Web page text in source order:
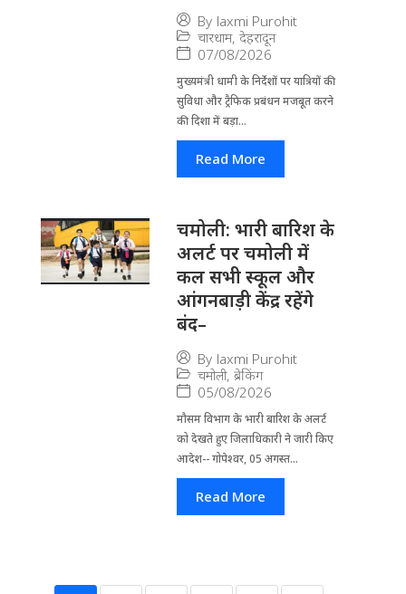
By laxmi Purohit
चारधाम, देहरादून
07/08/2026
मुख्यमंत्री धामी के निर्देशों पर यात्रियों की
सुविधा और ट्रैफिक प्रबंधन मजबूत करने
की दिशा में बड़ा...
Read More
चमोली: भारी बारिश के
अलर्ट पर चमोली में
कल सभी स्कूल और
आंगनबाड़ी केंद्र रहेंगे
बंद–
By laxmi Purohit
चमोली, ब्रेकिंग
05/08/2026
मौसम विभाग के भारी बारिश के अलर्ट
को देखते हुए जिला​धिकारी ने जारी किए
आदेश-- गोपेश्वर, 05 अगस्त...
Read More